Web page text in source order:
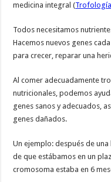
medicina integral (
Todos necesitamos
Hacemos nuevos genes
para crecer, reparar una
Al comer adecuadamente
nutricionales, podemos
genes sanos y adecuados,
genes dañados.
Un ejemplo: después de
de que estábamos en un
cromosoma estaba en 6